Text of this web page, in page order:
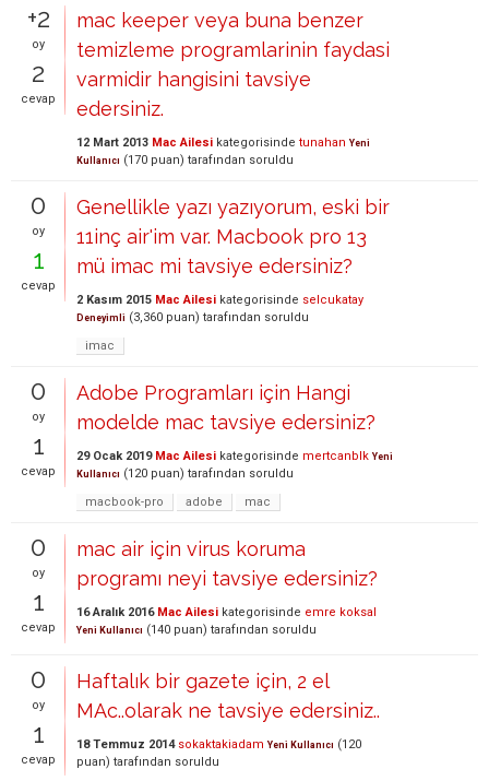
+2
oy
2
cevap
mac keeper veya buna benzer
temizleme programlarinin faydasi
varmidir hangisini tavsiye
edersiniz.
12 Mart 2013 Mac Ailesi kategorisinde tunahan Yeni
Kullanıcı (170 puan) tarafından soruldu
0
oy
1
cevap
Genellikle yazı yazıyorum, eski bir
11inç air'im var. Macbook pro 13
mü imac mi tavsiye edersiniz?
2 Kasım 2015 Mac Ailesi kategorisinde selcukatay
Deneyimli (3,360 puan) tarafından soruldu
imac
0
oy
1
cevap
Adobe Programları için Hangi
modelde mac tavsiye edersiniz?
29 Ocak 2019 Mac Ailesi kategorisinde mertcanblk Yeni
Kullanıcı (120 puan) tarafından soruldu
macbook-pro
adobe mac
0
oy
1
cevap
mac air için virus koruma
programı neyi tavsiye edersiniz?
16 Aralık 2016 Mac Ailesi kategorisinde emre koksal
Yeni Kullanıcı (140 puan) tarafından soruldu
0
oy
1
cevap
Haftalık bir gazete için, 2 el
MAc..olarak ne tavsiye edersiniz..
18 Temmuz 2014 sokaktakiadam Yeni Kullanıcı (120
puan) tarafından soruldu